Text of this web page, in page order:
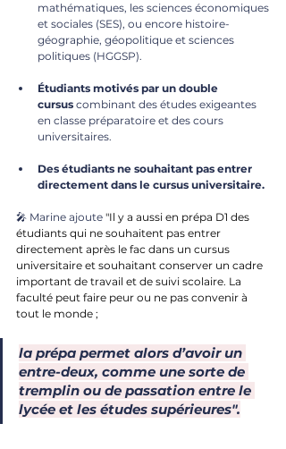
mathématiques, les sciences économiques
et sociales (SES), ou encore histoire-
géographie, géopolitique et sciences
politiques (HGGSP).
Étudiants motivés par un double
cursus combinant des études exigeantes
en classe préparatoire et des cours
universitaires.
Des étudiants ne souhaitant pas entrer
directement dans le cursus universitaire.
🎤 Marine ajoute "Il y a aussi en prépa D1 des
étudiants qui ne souhaitent pas entrer
directement après le fac dans un cursus
universitaire et souhaitant conserver un cadre
important de travail et de suivi scolaire. La
faculté peut faire peur ou ne pas convenir à
tout le monde ;
la prépa permet alors d’avoir un
entre-deux, comme une sorte de
tremplin ou de passation entre le
lycée et les études supérieures".